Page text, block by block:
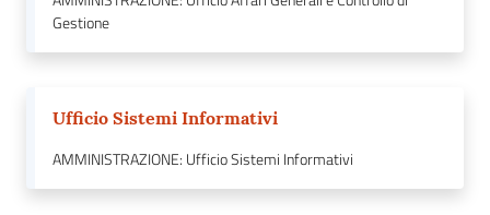
Gestione
Ufficio Sistemi Informativi
AMMINISTRAZIONE: Ufficio Sistemi Informativi